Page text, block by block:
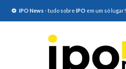
IPO News - tudo sobre IPO em um só lugar!